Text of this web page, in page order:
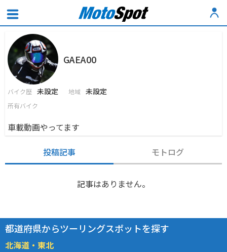
GAEA00
バイク歴 未設定 地域 未設定
所有バイク
車載動画やってます
投稿記事 モトログ
記事はありません。
都道府県からツーリングスポットを探す
北海道・東北